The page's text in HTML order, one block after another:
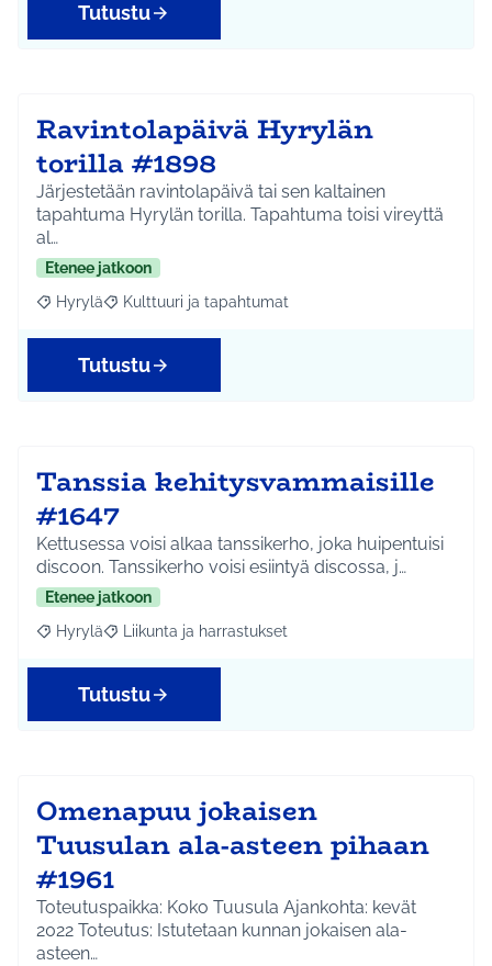
Tutustu
Ravintolapäivä Hyrylän
torilla #1898
Järjestetään ravintolapäivä tai sen kaltainen
tapahtuma Hyrylän torilla. Tapahtuma toisi vireyttä
al…
Etenee jatkoon
Rajaa tulokset aihepiirin mukaan: Hyrylä
Hyrylä Rajaa tulokset teeman mukaan: Kulttuuri ja
Kulttuuri ja tapahtumat
Tutustu
Tanssia kehitysvammaisille
#1647
Kettusessa voisi alkaa tanssikerho, joka huipentuisi
discoon. Tanssikerho voisi esiintyä discossa, j…
Etenee jatkoon
Rajaa tulokset aihepiirin mukaan: Hyrylä
Hyrylä Rajaa tulokset teeman mukaan: Liikunta ja
Liikunta ja harrastukset
Tutustu
Omenapuu jokaisen
Tuusulan ala-asteen pihaan
#1961
Toteutuspaikka: Koko Tuusula Ajankohta: kevät
2022 Toteutus: Istutetaan kunnan jokaisen ala-
asteen…